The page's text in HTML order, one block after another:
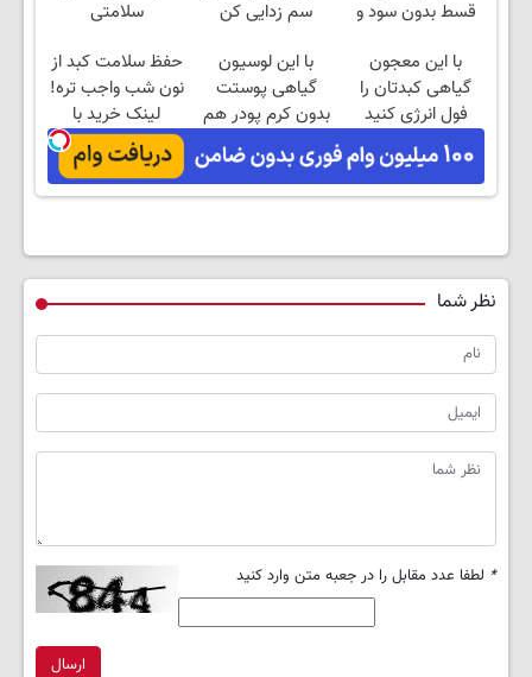
قسط بدون سود و
سم زدایی کن
سلامتی
با این معجون
گیاهی کبدتان را
فول انرژی کنید
با این لوسیون
گیاهی پوستت
بدون کرم پودر هم
شفافه50%تخفیف
حفظ سلامت کبد از
نون شب واجب تره!
لینک خرید با
تخفیف ویژه
نظر شما
* لطفا عدد مقابل را در جعبه متن وارد کنید
ارسال